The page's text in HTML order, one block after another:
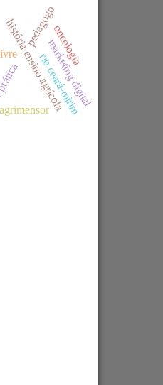
história ensino agrícola
pedagogo
marketing digital
agrimensorrio ceará-mirim
oncologia